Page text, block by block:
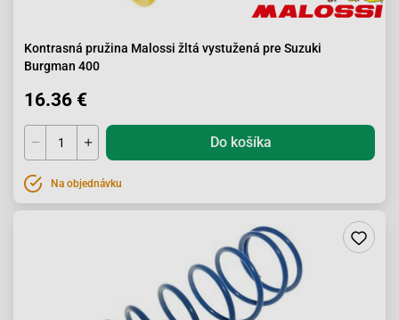
Kontrasná pružina Malossi žltá vystužená pre Suzuki
Burgman 400
16.36 €
Do košíka
Na objednávku